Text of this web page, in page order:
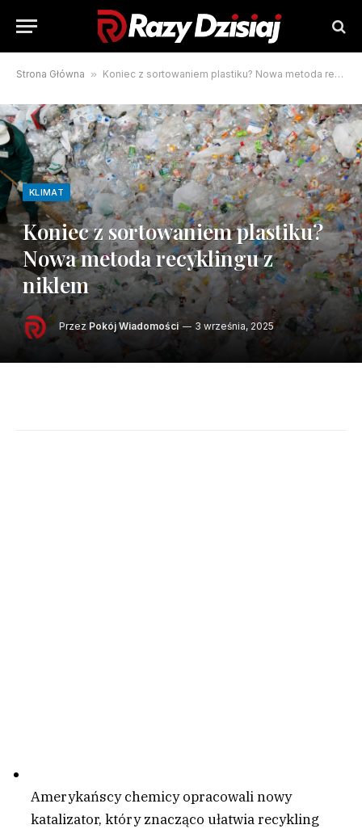
Strona Główna » Koniec z sortowaniem plastiku? Nowa metoda recyklingu z niklem
KLIMAT
Koniec z sortowaniem plastiku?
Nowa metoda recyklingu z
niklem
Przez Pokój Wiadomości 3 września, 2025
Amerykańscy chemicy opracowali nowy
katalizator, który znacząco ułatwia recykling